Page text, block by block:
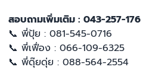
สอบถามเพิ่มเติม : 043-257-176
📞 พี่ปุ้ย : 081-545-0716
📞 พี่เฟื่อง : 066-109-6325
📞 พี่ดุ๊ยดุ่ย : 088-564-2554